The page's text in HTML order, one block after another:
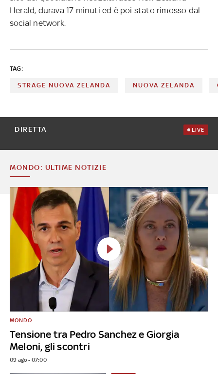
Herald, durava 17 minuti ed è poi stato rimosso dal
social network.
TAG:
STRAGE NUOVA ZELANDA NUOVA ZELANDA
DIRETTA LIVE
MONDO: ULTIME NOTIZIE
Tensione tra Pedro Sanchez e Giorgia
Meloni, gli scontri
MONDO
09 ago - 07:00